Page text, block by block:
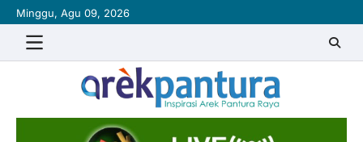
Skip
to
content
Minggu, Agu 09, 2026